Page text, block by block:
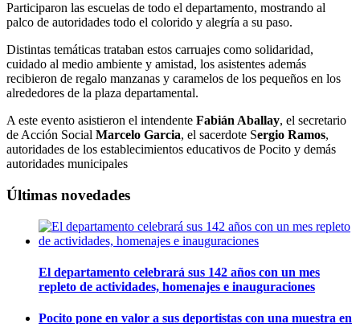
Participaron las escuelas de todo el departamento, mostrando al
palco de autoridades todo el colorido y alegría a su paso.
Distintas temáticas trataban estos carruajes como solidaridad,
cuidado al medio ambiente y amistad, los asistentes además
recibieron de regalo manzanas y caramelos de los pequeños en los
alrededores de la plaza departamental.
A este evento asistieron el intendente Fabián Aballay, el secretario
de Acción Social Marcelo Garcia, el sacerdote Sergio Ramos,
autoridades de los establecimientos educativos de Pocito y demás
autoridades municipales
Últimas novedades
El departamento celebrará sus 142 años con un mes
repleto de actividades, homenajes e inauguraciones
Pocito pone en valor a sus deportistas con una muestra en